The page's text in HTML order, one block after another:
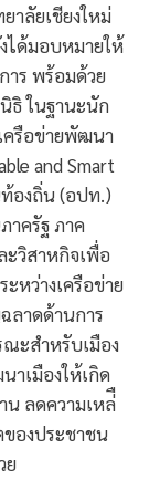
าลัยเชียงใหม่
ด้มอบหมายให้
าร พร้อมด้วย
ธิ ในฐานะนัก
ครือข่ายพัฒนา
and Smart
ท้องถิ่น (อปท.)
ครัฐ ภาค
ะวิสาหกิจเพื่อ
หว่างเครือข่าย
ลาดด้านการ
ะสำหรับเมือง
เมืองให้เกิด
น ลดความเหล่ื
องประชาชน
ย